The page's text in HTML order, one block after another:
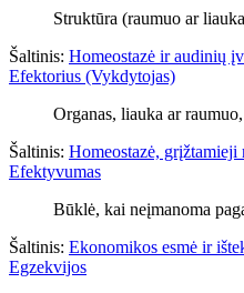
Struktūra (raumuo ar
Šaltinis: Homeostazė ir audinių
Efektorius (Vykdytojas)
Organas, liauka ar
Šaltinis: Homeostazė,
Efektyvumas
Būklė, kai neįmanoma
Šaltinis: Ekonomikos esmė ir
Egzekvijos